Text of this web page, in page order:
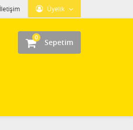
Üyelik
İletişim
Sepetim
0